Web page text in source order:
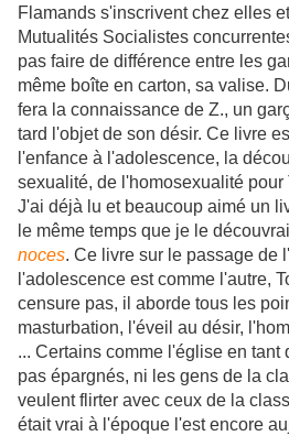
Flamands s'inscrivent chez elles
Mutualités Socialistes
pas faire de différence entre les
même boîte en carton, sa valise.
fera la connaissance de Z., un
tard l'objet de son désir. Ce livre
l'enfance à l'adolescence, la
sexualité, de l'homosexualité pour
J'ai déjà lu et beaucoup aimé un
le même temps que je le
noces. Ce livre sur le passage de
l'adolescence est comme l'autre,
censure pas, il aborde tous les
masturbation, l'éveil au désir,
... Certains comme l'église en tant
pas épargnés, ni les gens de la
veulent flirter avec ceux de la
était vrai à l'époque l'est encore